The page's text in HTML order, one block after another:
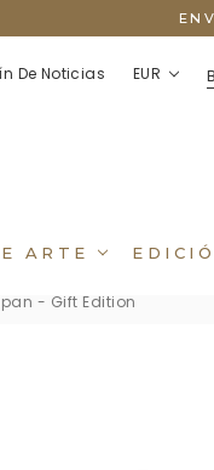
De Noticias EUR
ARTE
- Gift Edition